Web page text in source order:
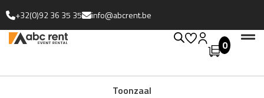
+32(0)92 36 35 35 info@abcrent.be
0
Uitgebreide collectie